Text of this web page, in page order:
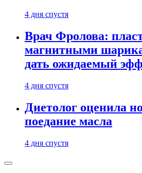
4 дня спустя
Врач Фролова:
магнитными
дать ожидаемый
4 дня спустя
Диетолог оценила
поедание масла
4 дня спустя